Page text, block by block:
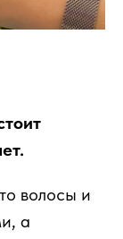
волосы и
а